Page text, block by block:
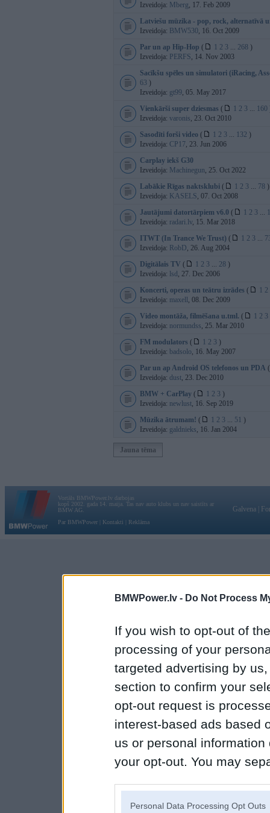
BMWPower.lv - Do Not Process
If you wish to opt-out of
processing of your
targeted advertising by
section to confirm your
opt-out request is
interest-based ads based
us or personal
your opt-out. You may
Personal Data Processing Opt Outs
Izveidoja: Mberg, 17. Feb 2009
Latviešu mūzika - pop, rock, alternatīvā
Izveidoja: BMW530, 16. Oct 2009
Par un ap Hip-Hop ( 1 2 3 ... 268 )
Izveidoja: PERFS, 14. Nov 2003
Sacīkšu spēles un simulatori (iRacing,
63 )
Izveidoja: gt99, 05. May 2017
Vienkārši super dziesmas ( 1 2 3 ... 160
Izveidoja: varonis, 23. Oct 2010
Sasodīti forši video ( 1 2 3 ... 132 )
Izveidoja: CP17, 23. Jun 2006
Carplay iekš G30
Izveidoja: Machinegun, 25. Oct 2022
Labākie Rīgas naktsklubi ( 1 2 3 ... 78 )
Izveidoja: KASELS, 07. Oct 2008
Jautājumi datortārpiem v6.0 ( 1 2 3 ...
Izveidoja: radari.lv, 15. Mar 2018
ITWT (In Trance We Trust) ( 1 2 3 ...
Izveidoja: RobD, 26. Aug 2004
Digitālais TV ( 1 2 3 ... 28 )
Izveidoja: lsd , 27. Dec 2006
Koncerti, operas un teātru izrādes ( 1 2
Izveidoja: maxell , 08. Dec 2009
Video montāža, filmēšana u.tml. ( 1 2 3
Izveidoja: normundss, 25. Mar 2010
FM modulators ( 1 2 3 )
Izveidoja: badsolo, 16. May 2007
Par un ap Android OS telefonos un PDA (
Izveidoja: dust, 23. Dec 2010
BMW + CarPlay ( 1 2 3 )
Izveidoja: newlust, 16. Sep 2019
Mūzika ātrumam! ( 1 2 3 ... 51 )
Izveidoja: galdnieks, 16. Jan 2004
Jauna tēma
Vortāls BMWPower.lv darbojas
kopš 2002. gada 14. maija. Tas nav auto klubs un nav saistīts ar
BMW AG.
Par BMWPower
Kontakti Reklāma
Galvena